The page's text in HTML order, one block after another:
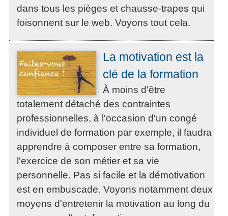
dans tous les pièges et chausse-trapes qui
foisonnent sur le web. Voyons tout cela.
La motivation est la
clé de la formation
À moins d'être
totalement détaché des contraintes
professionnelles, à l'occasion d'un congé
individuel de formation par exemple, il faudra
apprendre à composer entre sa formation,
l'exercice de son métier et sa vie
personnelle. Pas si facile et la démotivation
est en embuscade. Voyons notamment deux
moyens d'entretenir la motivation au long du